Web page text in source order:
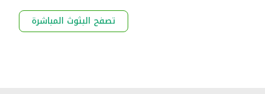
تصفح البثوث المباشرة